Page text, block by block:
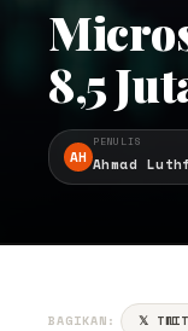
8,5
AH
PENULIS
Ahmad
BAGIKAN: 𝕏